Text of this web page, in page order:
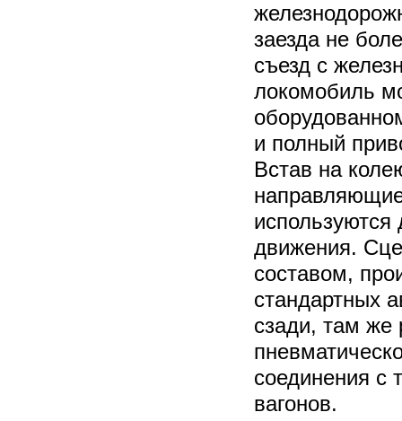
заезда не
съезд с
локомобиль
и полный
Встав на
используются
движения.
составом,
стандартных
сзади, там же
соединения с
вагонов.